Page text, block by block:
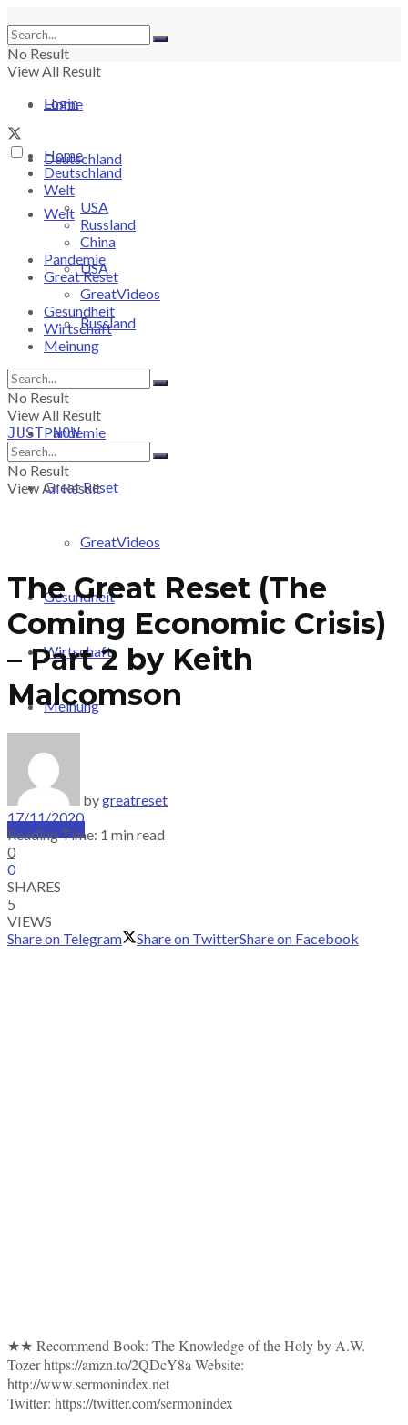
No Result
View All Result
Login
Home
Deutschland
Welt
USA
Russland
Pandemie
Great Reset
GreatVideos
Gesundheit
Wirtschaft
Meinung
PRICING
SUBSCRIBE
Home
Deutschland
Welt
USA
Russland
China
Pandemie
Great Reset
GreatVideos
Gesundheit
Wirtschaft
Meinung
No Result
View All Result
JUST-NOW
No Result
View All Result
The Great Reset (The
Coming Economic Crisis)
– Part 2 by Keith
Malcomson
bygreatreset
17/11/2020
Reading Time: 1 min read
0
0
SHARES
5
VIEWS
Share on Telegram
Share on TwitterShare on Facebook
★★ Recommend Book: The Knowledge of the Holy by A.W.
Tozer https://amzn.to/2QDcY8a Website:
http://www.sermonindex.net
Twitter: https://twitter.com/sermonindex